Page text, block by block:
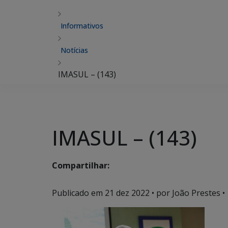
Informativos
Notícias
IMASUL – (143)
IMASUL – (143)
Compartilhar:
Publicado em 21 dez 2022 • por João Prestes •